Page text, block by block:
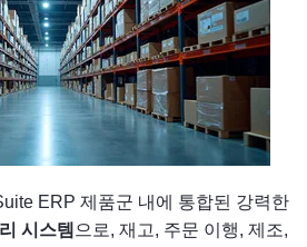
ERP 제품군 내에 통합된 강력한
시스템 으로, 재고, 주문 이행, 제조,